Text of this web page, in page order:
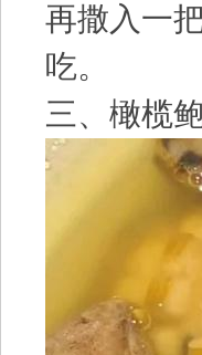
再撒入一
吃。
三、橄榄